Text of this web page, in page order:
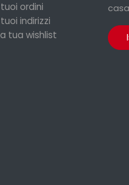
ordini
indirizzi
tua wishlist